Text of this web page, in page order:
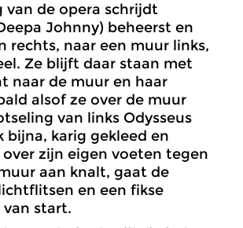
van de opera schrijdt
Johnny) beheerst en
rechts, naar een muur links,
Ze blijft daar staan met
naar de muur en haar
alsof ze over de muur
van links Odysseus
bijna, karig gekleed en
zijn eigen voeten tegen
aan knalt, gaat de
en een fikse
start.